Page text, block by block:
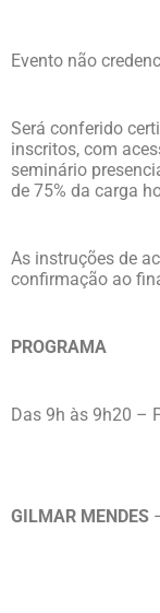
Evento não
Será conferido
inscritos, com
seminário
de 75% da carga
As instruções de
confirmação ao
PROGRAMA
Das 9h às 9h20 –
GILMAR MENDES